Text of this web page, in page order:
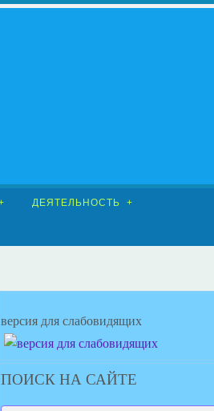
ДЕЯТЕЛЬНОСТЬ
версия для слабовидящих
ПОИСК НА САЙТЕ